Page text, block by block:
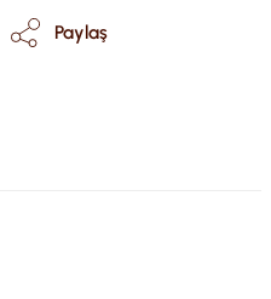
Paylaş